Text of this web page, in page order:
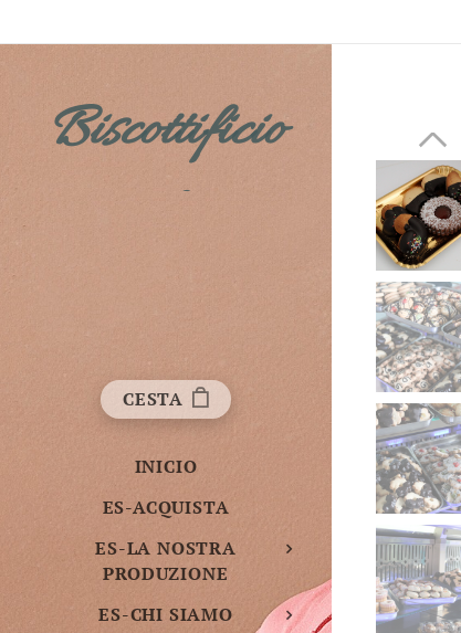
Biscottificio
Fichera
CESTA
INICIO
ES-ACQUISTA
ES-LA NOSTRA
PRODUZIONE
ES-CHI SIAMO